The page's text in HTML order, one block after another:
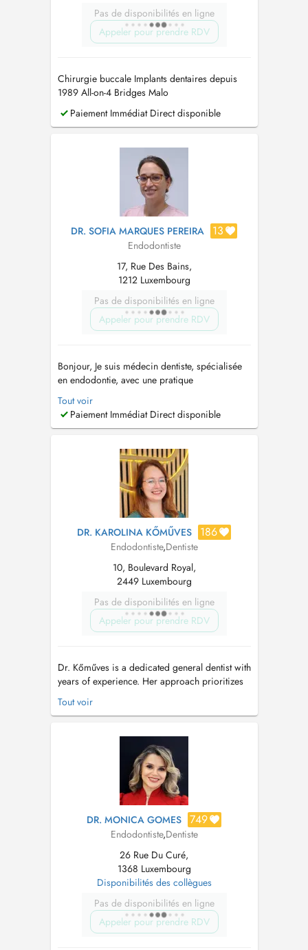
Pas de disponibilités en ligne
Appeler pour prendre RDV
Chirurgie buccale Implants dentaires depuis
1989 All-on-4 Bridges Malo
Paiement Immédiat Direct disponible
DR. SOFIA MARQUES PEREIRA 13
Endodontiste
17, Rue Des Bains,
1212 Luxembourg
Pas de disponibilités en ligne
Appeler pour prendre RDV
Bonjour, Je suis médecin dentiste, spécialisée
en endodontie, avec une pratique
exclusivement dédiée aux traitements
endodontiques réalisés sous microscope. Mon
objectif est d'offrir des soins de haute
et l'excellence clinique. Les traitements q...
Tout voir
Paiement Immédiat Direct disponible
DR. KAROLINA KŐMŰVES 186
Endodontiste,Dentiste
10, Boulevard Royal,
2449 Luxembourg
Pas de disponibilités en ligne
Appeler pour prendre RDV
Dr. Kőműves is a dedicated general dentist with
years of experience. Her approach prioritizes
not only your comfort, but also your trust by
delivering superior dental care. With an
offers comprehensive treatments tailored to
long-term oral health. Grad...
Tout voir
DR. MONICA GOMES 749
Endodontiste,Dentiste
26 Rue Du Curé,
1368 Luxembourg
Disponibilités des collègues
Pas de disponibilités en ligne
Appeler pour prendre RDV